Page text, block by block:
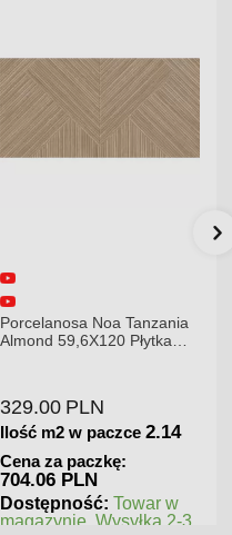
Porcelanosa Karachi Grey
120x120x8,5mm płytka
379.00 PLN
Ilość m2 w paczce 1.44
Cena za paczkę:
545.76 PLN
Dostępność: Towar w
magazynie. Wysyłka 2-3